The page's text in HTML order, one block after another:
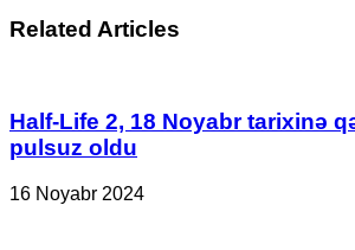
iOS-
böyük
yeniləmə
Related Articles
Half-Life 2, 18 Noyabr tarixinə
pulsuz oldu
16 Noyabr 2024